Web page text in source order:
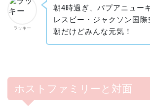
ラッキー
朝4時過ぎ、パプアニュー
レスビー・ジャクソン国
朝だけどみんな元気！
ホストファミリーと対面